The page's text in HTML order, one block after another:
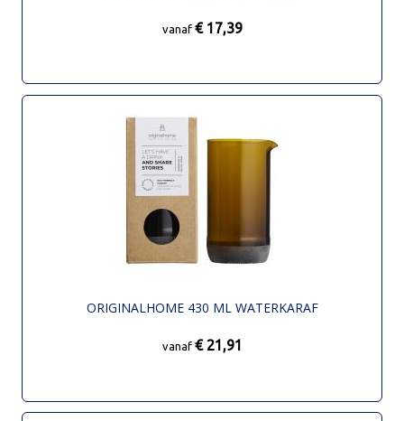
vanaf € 17,39
ORIGINALHOME 430 ML WATERKARAF
vanaf € 21,91